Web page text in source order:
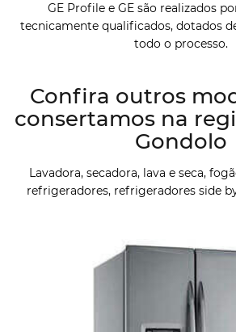
GE Profile e GE são realizados
tecnicamente qualificados, dotados
todo o processo.
Confira outros
consertamos na
Gondolo
Lavadora, secadora, lava e seca,
refrigeradores, refrigeradores side